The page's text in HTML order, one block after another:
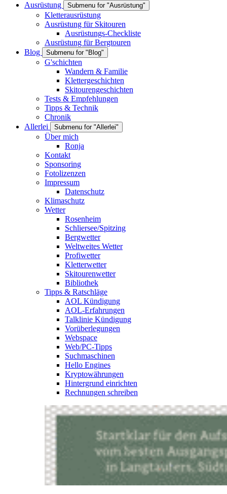
Ausrüstung
Submenu for "Ausrüstung"
Kletterausrüstung
Ausrüstung für Skitouren
Ausrüstungs-Checkliste
Ausrüstung für Bergtouren
Blog
Submenu for "Blog"
G'schichten
Wandern & Familie
Klettergeschichten
Skitourengeschichten
Tests & Empfehlungen
Tipps & Technik
Chronik
Allerlei
Submenu for "Allerlei"
Über mich
Ronja
Kontakt
Sponsoring
Fotolizenzen
Impressum
Datenschutz
Klimaschutz
Wetter
Rosenheim
Schliersee/Spitzing
Bergwetter
Weltweites Wetter
Profiwetter
Kletterwetter
Skitourenwetter
Bibliothek
Tipps & Ratschläge
AOL Kündigung
AOL-Erfahrungen
Talklinie Kündigung
Vorüberlegungen
Webspace
Web/PC-Tipps
Suchmaschinen
Hello Engines
Kryptowährungen
Hintergrund einrichten
Rechnungen schreiben